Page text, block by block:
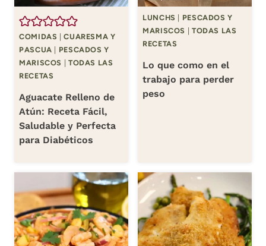
COMIDAS |CUARESMA Y
PASCUA
PESCADOS Y
MARISCOS
TODAS LAS
RECETAS
Aguacate Relleno de
Atún: Receta Fácil,
Saludable y Perfecta
para Diabéticos
LUNCHS
PESCADOS Y
MARISCOS
TODAS LAS
RECETAS
Lo que como en el
trabajo para perder
peso